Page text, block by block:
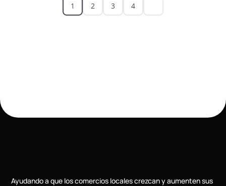
1 2 3 4
Ayudando a que los comercios locales crezcan y aumenten sus